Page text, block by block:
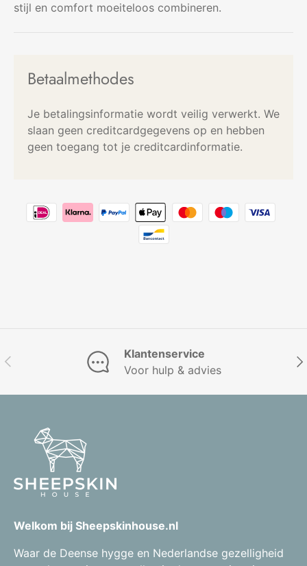
stijl en comfort moeiteloos combineren.
Betaalmethodes
Je betalingsinformatie wordt veilig verwerkt. We
slaan geen creditcardgegevens op en hebben
geen toegang tot je creditcardinformatie.
Vorige
Klantenservice
Voor hulp & advies
Welkom bij Sheepskinhouse.nl
Waar de Deense hygge en Nederlandse gezelligheid